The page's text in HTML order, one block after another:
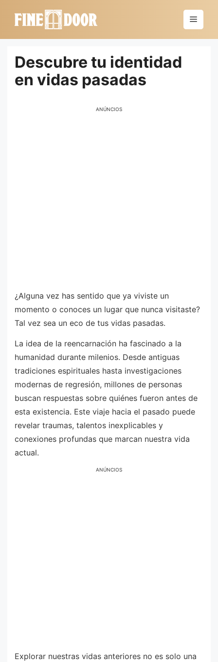
Menú
Descubre tu identidad
en vidas pasadas
ANÚNCIOS
¿Alguna vez has sentido que ya viviste un
momento o conoces un lugar que nunca visitaste?
Tal vez sea un eco de tus vidas pasadas.
La idea de la reencarnación ha fascinado a la
humanidad durante milenios. Desde antiguas
tradiciones espirituales hasta investigaciones
modernas de regresión, millones de personas
buscan respuestas sobre quiénes fueron antes de
esta existencia. Este viaje hacia el pasado puede
revelar traumas, talentos inexplicables y
conexiones profundas que marcan nuestra vida
actual.
ANÚNCIOS
Explorar nuestras vidas anteriores no es solo una